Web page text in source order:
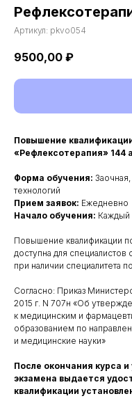
Артикул: pkvo054
9500,00 ₽
Повышение
«Рефлексотерапия» 144
Форма обучения:
технологий
Прием заявок: Ежедневно
Начало обучения: Каждый
Повышение квалификации
доступна для
при наличии специалитета
Согласно: Приказ
2015 г. N 707н «Об
к медицинским и
образованием по
и медицинские науки»
После окончания курса
экзамена выдается
квалификации